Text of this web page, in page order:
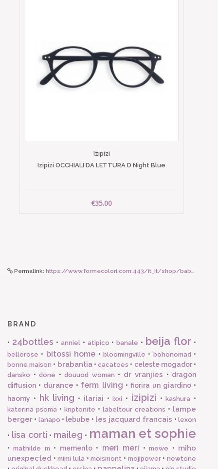
Izipizi
Izipizi OCCHIALI DA LETTURA D Night Blue
€35.00
Permalink: https://www.formecolori.com:443/it_it/shop/baby_and_kids/accessori_per_capelli/rice_cerchietto_per_capelli_glitterato_con_cagnolino/3767
BRAND
• 24bottles • anniel• atipico •banale • beija flor •
bellerose • bitossi home • bloomingville • bohonomad •
bonne maison • brabantia•cacatoes • celeste mogador•
dansko • done • douuod woman • dr vranjies • dragon
diffusion • durance • ferm living • fiorira un giardino•
haomy • hk living • ilariai •ixxi • izipizi •kashura •
katerina psoma • kriptonite • labeltour creations • lampe
berger • lanapo • lebube • les jacquard francais •lexon
• lisa corti • maileg • maman et sophie
•mathilde m • memento• meri meri •mewe • miho
unexpected •mimi lula •moismont • mojipower•newtone